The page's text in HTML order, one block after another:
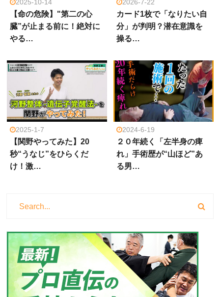
2025-10-14
【命の危険】"第二の心
臓”が止まる前に！絶対に
やる…
2026-7-22
カード1枚で「なりたい自
分」が判明？潜在意識を
操る…
2025-1-7
【関野やってみた】20
秒“うなじ”をひらくだ
け！激…
2024-6-19
２０年続く「左半身の痺
れ」手術歴が“山ほど”あ
る男…